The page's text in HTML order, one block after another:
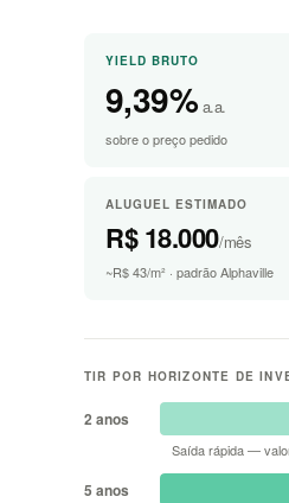
YIELD BRUTO
9,39% a.a.
sobre o preço pedido
ALUGUEL ESTIMADO
R$ 18.000/mês
~R$ 43/m² · padrão Alphaville
TIR POR HORIZONTE DE
2 anos
Saída rápida —
5 anos